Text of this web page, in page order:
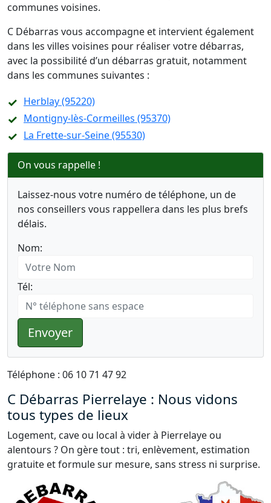
communes voisines.
C Débarras vous accompagne et intervient également
dans les villes voisines pour réaliser votre débarras,
avec la possibilité d’un débarras gratuit, notamment
dans les communes suivantes :
Herblay (95220)
Montigny-lès-Cormeilles (95370)
La Frette-sur-Seine (95530)
On vous rappelle !
Laissez-nous votre numéro de téléphone, un de
nos conseillers vous rappellera dans les plus brefs
délais.
Nom:
Tél:
Envoyer
Téléphone : 06 10 71 47 92
C Débarras Pierrelaye : Nous vidons
tous types de lieux
Logement, cave ou local à vider à Pierrelaye ou
alentours ? On gère tout : tri, enlèvement, estimation
gratuite et formule sur mesure, sans stress ni surprise.